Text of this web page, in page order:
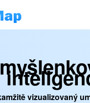
vizualizovaný